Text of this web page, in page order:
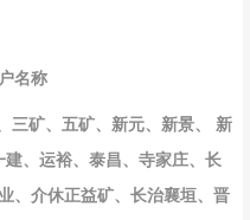
名称
三矿、五矿、新元、新景、 新
建、运裕、泰昌、寺家庄、长
、介休正益矿、长治襄垣、晋